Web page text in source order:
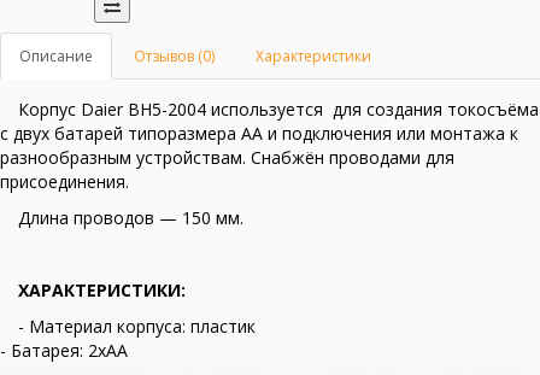
Описание Отзывов (0) Характеристики
Корпус Daier BH5-2004 используется для создания токосъёма
с двух батарей типоразмера АА и подключения или монтажа к
разнообразным устройствам. Снабжён проводами для
присоединения.
Длина проводов — 150 мм.
ХАРАКТЕРИСТИКИ:
- Материал корпуса: пластик
- Батарея: 2хАА